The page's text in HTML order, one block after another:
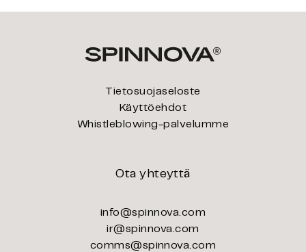
Tietosuojaseloste
Käyttöehdot
Whistleblowing-palvelumme
Ota yhteyttä
info@spinnova.com
ir@spinnova.com
comms@spinnova.com